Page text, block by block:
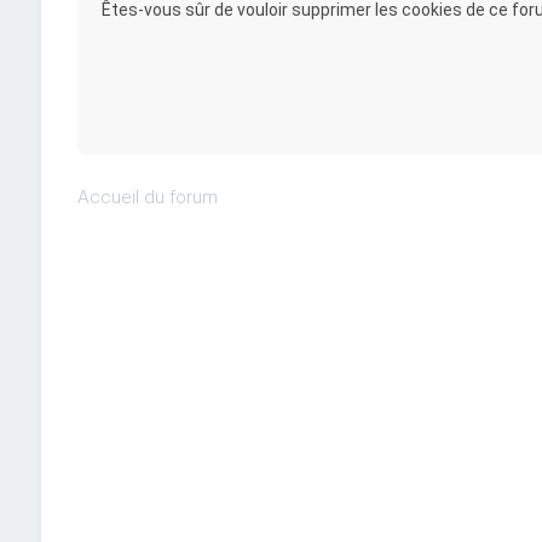
Êtes-vous sûr de vouloir supprimer les cookies de ce
Accueil du forum